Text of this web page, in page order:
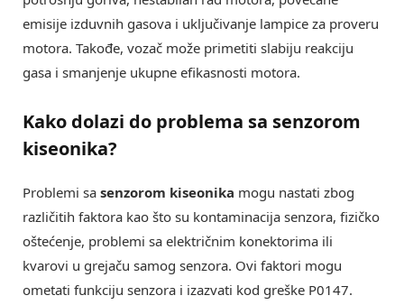
emisije izduvnih gasova i uključivanje lampice za proveru
motora. Takođe, vozač može primetiti slabiju reakciju
gasa i smanjenje ukupne efikasnosti motora.
Kako dolazi do problema sa senzorom
kiseonika?
Problemi sa senzorom kiseonika mogu nastati zbog
različitih faktora kao što su kontaminacija senzora, fizičko
oštećenje, problemi sa električnim konektorima ili
kvarovi u grejaču samog senzora. Ovi faktori mogu
ometati funkciju senzora i izazvati kod greške P0147.